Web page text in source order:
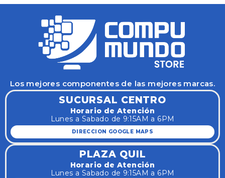
Los mejores componentes de las mejores marcas.
SUCURSAL CENTRO
Horario de Atención
Lunes a Sabado de 9:15AM a 6PM
DIRECCION GOOGLE MAPS
PLAZA QUIL
Horario de Atención
Lunes a Sabado de 9:15AM a 6PM